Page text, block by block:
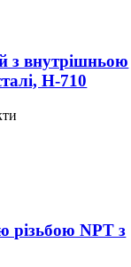
з внутрішньою
H-710
різьбою NPT з